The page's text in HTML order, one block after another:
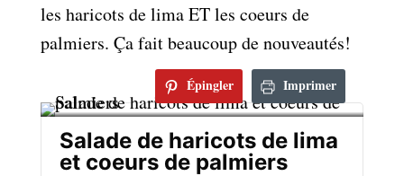
les haricots de lima ET les coeurs de
palmiers. Ça fait beaucoup de nouveautés!
Épingler Imprimer
Salade de haricots de lima
et coeurs de palmiers